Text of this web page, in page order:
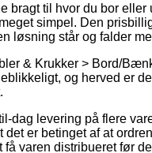
bragt til hvor du bor
simpel. Den
løsning står og falder
& Krukker > Bord/
og herved er
dag levering på flere
er betinget af at
varen distribueret før